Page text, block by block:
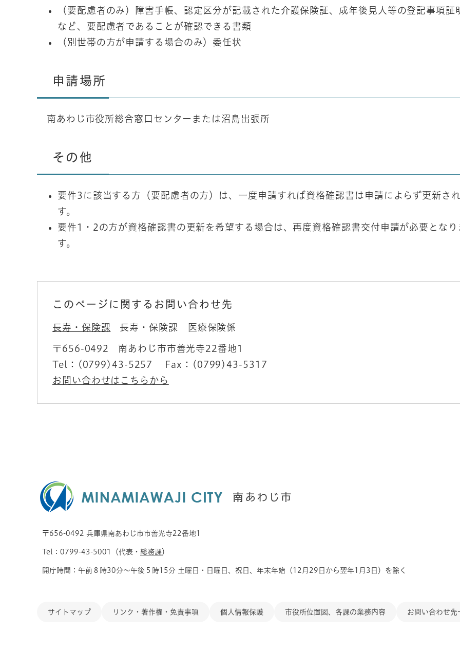
（要配慮者のみ）障害手帳、認定区分が記載された介護保険証、成年後見人等の登記事項証
など、要配慮者であることが確認できる書類
（別世帯の方が申請する場合のみ）委任状
申請場所
南あわじ市役所総合窓口センターまたは沼島出張所
その他
要件3に該当する方（要配慮者の方）は、一度申請すれば資格確認書は申請によらず更新さ
す。
要件1・2の方が資格確認書の更新を希望する場合は、再度資格確認書交付申請が必要となり
す。
このページに関するお問い合わせ先
長寿・保険課 長寿・保険課 医療保険係
〒656-0492
南あわじ市市善光寺22番地1
Tel：(0799)43-5257
Fax：(0799)43-5317
お問い合わせはこちらから
〒656-0492 兵庫県南あわじ市市善光寺22番地1
Tel：0799-43-5001（代表・ 総務課）
開庁時間：午前８時30分～午後５時15分 土曜日・日曜日、祝日、年末年始（12月29日から翌年1月3日）を除く
サイトマップ リンク・著作権・免責事項 個人情報保護 市役所位置図、各課の業務内容 お問い合わせ先